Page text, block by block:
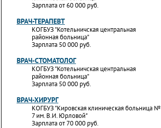
Зарплата от 60 000 руб.
ВРАЧ-ТЕРАПЕВТ
КОГБУЗ "Котельничская центральная
районная больница"
Зарплата 50 000 руб.
ВРАЧ-СТОМАТОЛОГ
КОГБУЗ "Котельничская центральная
районная больница"
Зарплата 50 000 руб.
ВРАЧ-ХИРУРГ
КОГБУЗ "Кировская клиническая больница №
7 им. В.И. Юрловой"
Зарплата от 70 000 руб.